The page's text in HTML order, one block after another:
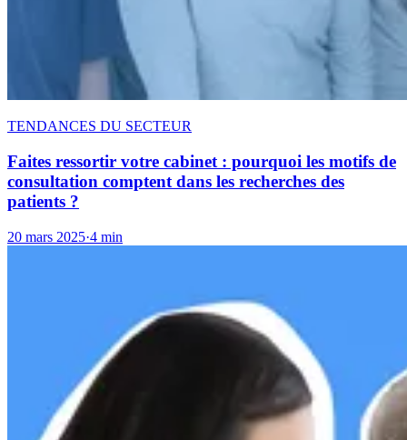
TENDANCES DU SECTEUR
Faites ressortir votre cabinet : pourquoi les motifs de
consultation comptent dans les recherches des
patients ?
20 mars 2025·4 min